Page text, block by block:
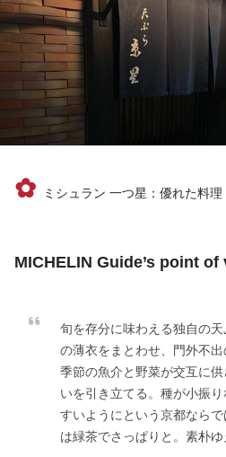
✿ ミシュラン 一つ星：優れた料理
MICHELIN Guide’s point of
旬を存分に味わえる独自の
の薄衣をまとわせ、門外不出
季節の魚介と野菜が交互に
いを引き立てる。種が小振
すいようにという京都なら
は緑茶でさっぱりと。素朴ゆ